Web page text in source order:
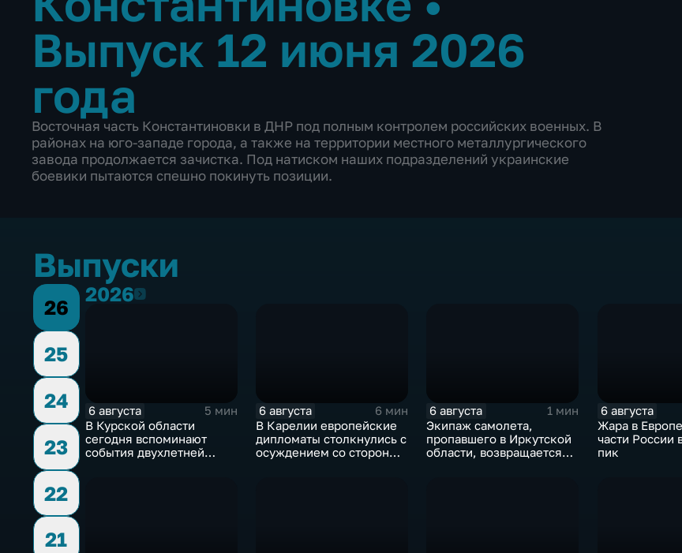
Выпуск 12 июня 2026
года
Восточная часть Константиновки в ДНР под полным контролем российских военных. В
районах на юго-западе города, а также на территории местного металлургического
завода продолжается зачистка. Под натиском наших подразделений украинские
боевики пытаются спешно покинуть позиции.
Выпуски
26
25
24
23
22
21
20262026
6 августа
5 мин
В Курской области
сегодня вспоминают
события двухлетней
6 августа
6 мин
В Карелии европейские
дипломаты столкнулись с
осуждением со стороны
6 августа
1 мин
Экипаж самолета,
пропавшего в Иркутской
области, возвращается
6 августа
Жара в
части России
пик